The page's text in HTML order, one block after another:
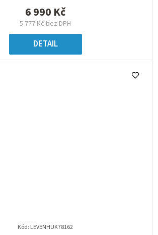
5 777 Kč bez DPH
6 990 Kč
DETAIL
Kód: LEVENHUK78162